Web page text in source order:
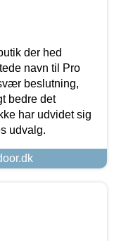
der hed
navn til Pro
beslutning,
bedre det
har udvidet sig
udvalg.